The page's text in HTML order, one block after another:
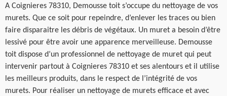
A Coignieres 78310, Demousse toit s’occupe du nettoyage de vos
murets. Que ce soit pour repeindre, d’enlever les traces ou bien
faire disparaitre les débris de végétaux. Un muret a besoin d’être
lessivé pour être avoir une apparence merveilleuse. Demousse
toit dispose d’un professionnel de nettoyage de muret qui peut
intervenir partout à Coignieres 78310 et ses alentours et il utilise
les meilleurs produits, dans le respect de l’intégrité de vos
murets. Pour réaliser un nettoyage de murets efficace et avec